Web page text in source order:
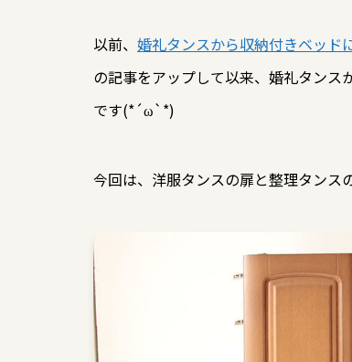
以前、 婚礼タンスから収納付きベッド
の記事をアップして以来、婚礼タンス
です(*´ω`*)
今回は、洋服タンスの扉と整理タンス